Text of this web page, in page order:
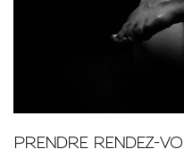
PRENDRE RENDEZ-